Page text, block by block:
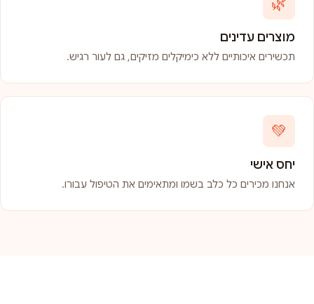
מוצרים עדינים
תכשירים איכותיים ללא כימיקלים מזיקים, גם לעור רגיש.
💚
יחס אישי
אנחנו מכירים כל כלב בשמו ומתאימים את הטיפול עבורו.